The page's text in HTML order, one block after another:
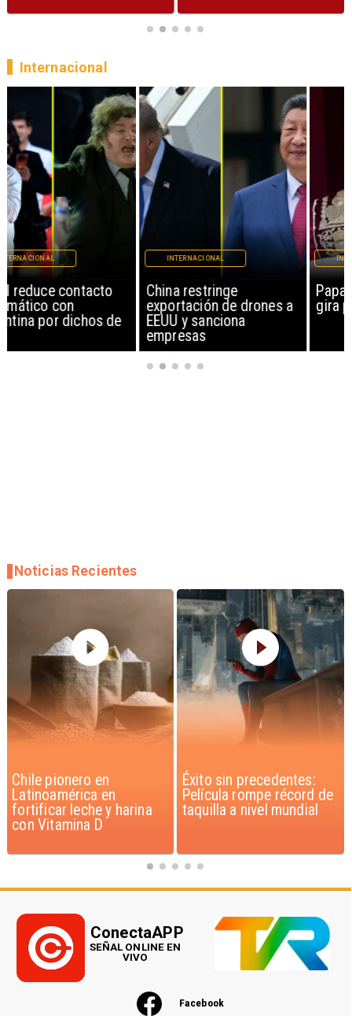
China restringe
exportación de drones a
EEUU y sanciona
INTERNACIONAL
Papa León XIV anuncia
gira por Sudamérica
INTERNACIONAL
Internacional
Éxito sin precedentes:
Película rompe récord de
taquilla a nivel mundial
Corte Suprema confirma
pago de $1.000 millones
por caso ProCultura
Noticias Recientes
Facebook
ConectaAPP
SEÑAL ONLINE EN
VIVO